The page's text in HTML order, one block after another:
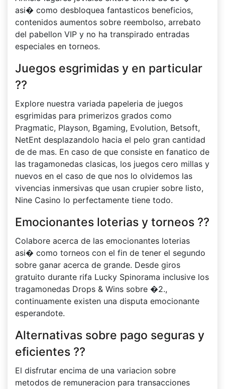
asi� como desbloquea fantasticos beneficios,
contenidos aumentos sobre reembolso, arrebato
del pabellon VIP y no ha transpirado entradas
especiales en torneos.
Juegos esgrimidas y en particular
??
Explore nuestra variada papeleria de juegos
esgrimidas para primerizos grados como
Pragmatic, Playson, Bgaming, Evolution, Betsoft,
NetEnt desplazandolo hacia el pelo gran cantidad
de de mas. En caso de que consiste en fanatico de
las tragamonedas clasicas, los juegos cero millas y
nuevos en el caso de que nos lo olvidemos las
vivencias inmersivas que usan crupier sobre listo,
Nine Casino lo perfectamente tiene todo.
Emocionantes loterias y torneos ??
Colabore acerca de las emocionantes loterias
asi� como torneos con el fin de tener el segundo
sobre ganar acerca de grande. Desde giros
gratuito durante rifa Lucky Spinorama inclusive los
tragamonedas Drops & Wins sobre �2.,
continuamente existen una disputa emocionante
esperandote.
Alternativas sobre pago seguras y
eficientes ??
El disfrutar encima de una variacion sobre
metodos de remuneracion para transacciones